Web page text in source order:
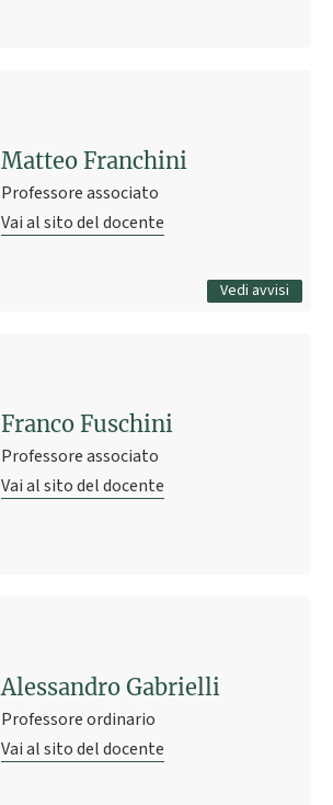
Matteo Franchini
Professore associato
Vai al sito del docente
Vedi avvisi
15 ottobre 2019 11:42
Tutti gli avvisi
Franco Fuschini
Professore associato
Vai al sito del docente
Alessandro Gabrielli
Professore ordinario
Vai al sito del docente